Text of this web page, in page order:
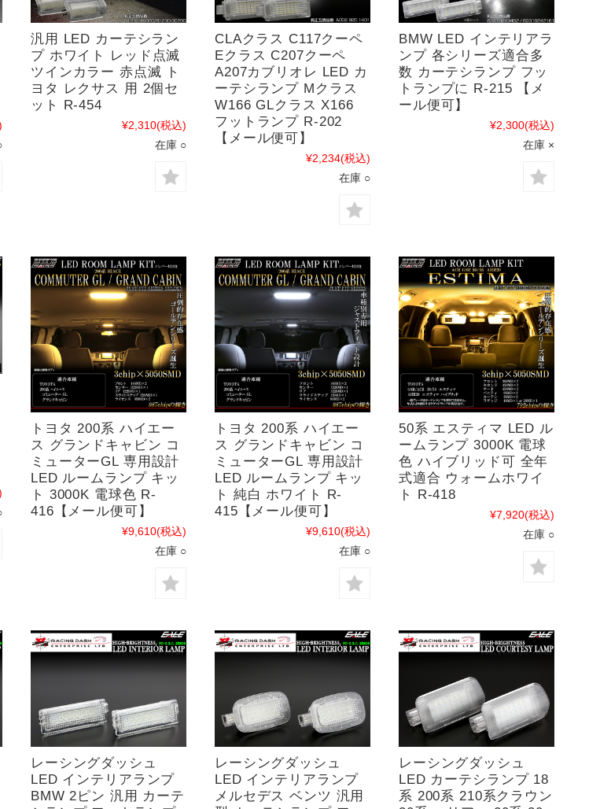
汎用 LED カーテシラン
プ ホワイト レッド点滅
ツインカラー 赤点滅 ト
ヨタ レクサス 用 2個セ
ット R-454
¥2,310(税込)
在庫 ○
CLAクラス C117クーペ
Eクラス C207クーペ
A207カブリオレ LED カ
ーテシランプ Mクラス
W166 GLクラス X166
フットランプ R-202
【メール便可】
¥2,234(税込)
在庫 ○
BMW LED インテリアラ
ンプ 各シリーズ適合多
数 カーテシランプ フッ
トランプに R-215 【メ
ール便可】
¥2,300(税込)
在庫 ×
トヨタ 200系 ハイエー
ス グランドキャビン コ
ミューターGL 専用設計
LED ルームランプ キッ
ト 3000K 電球色 R-
416【メール便可】
¥9,610(税込)
在庫 ○
トヨタ 200系 ハイエー
ス グランドキャビン コ
ミューターGL 専用設計
LED ルームランプ キッ
ト 純白 ホワイト R-
415【メール便可】
¥9,610(税込)
在庫 ○
50系 エスティマ LED ル
ームランプ 3000K 電球
色 ハイブリッド可 全年
式適合 ウォームホワイ
ト R-418
¥7,920(税込)
在庫 ○
レーシングダッシュ
LED インテリアランプ
BMW 2ピン 汎用 カーテ
レーシングダッシュ
LED インテリアランプ
メルセデス ベンツ 汎用
レーシングダッシュ
LED カーテシランプ 18
系 200系 210系クラウン